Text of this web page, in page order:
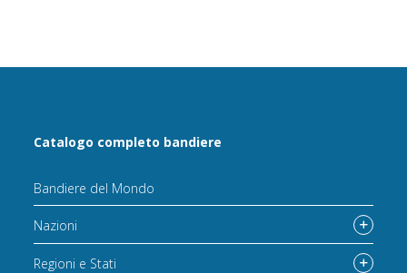
Catalogo completo bandiere
Bandiere del Mondo
Nazioni
Regioni e Stati